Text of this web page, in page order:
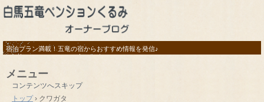
宿泊プラン満載！五竜の宿からおすすめ情報を発信♪
メニュー
コンテンツへスキップ
トップ › クワガタ